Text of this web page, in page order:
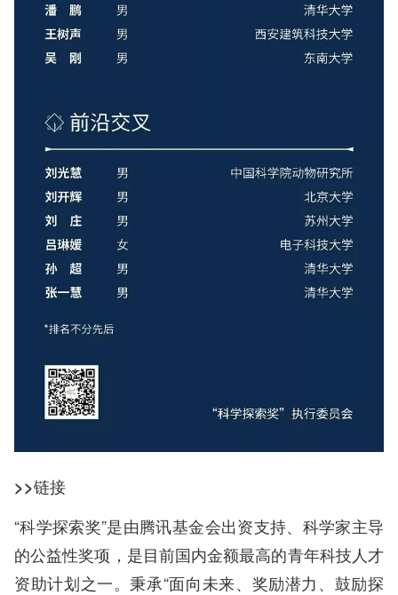
>>链接
“科学探索奖”是由腾讯基金会出资支持、科学家主导
的公益性奖项，是目前国内金额最高的青年科技人才
资助计划之一。秉承“面向未来、奖励潜力、鼓励探